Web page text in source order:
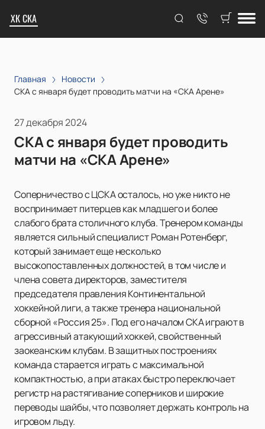
ХК СКА
Главная
Новости
СКА с января будет проводить матчи на «СКА Арене»
27 декабря 2024
СКА с января будет проводить
матчи на «СКА Арене»
Соперничество с ЦСКА осталось, но уже никто не
воспринимает питерцев как младшего и более
слабого брата столичного клуба. Тренером команды
является сильный специалист Роман Ротенберг,
который занимает еще несколько
высокопоставленных должностей, в том числе и
члена совета директоров, заместителя
председателя правления Континентальной
хоккейной лиги, а также тренера национальной
сборной «Россия 25». Под его началом СКА играют в
агрессивный атакующий хоккей, свойственный
заокеанским клубам. В защитных построениях
команда старается играть с максимальной
компактностью, а при атаках быстро переключает
регистр на растягивание соперников и широкие
переводы шайбы, что позволяет держать контроль на
игровом льду.